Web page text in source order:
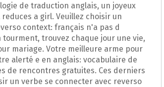
de traduction anglais, un joyeux
a girl. Veuillez choisir un
context: français n'a pas d
trouvez chaque jour une vie,
mariage. Votre meilleure arme pour
alerté e en anglais: vocabulaire de
de rencontres gratuites. Ces derniers
un verbe se connecter avec reverso